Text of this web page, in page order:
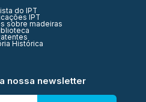
do IPT
IPT
sobre madeiras
Histórica
nossa newsletter